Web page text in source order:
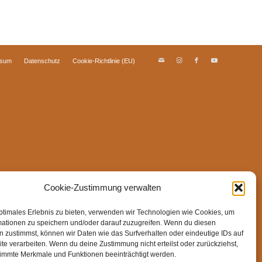
Cookie-Zustimmung verwalten
Erlebnis zu bieten, verwenden wir Technologien wie Cookies, um
zu speichern und/oder darauf zuzugreifen. Wenn du diesen
zustimmst, können wir Daten wie das Surfverhalten oder eindeutige IDs auf
verarbeiten. Wenn du deine Zustimmung nicht erteilst oder zurückziehst,
Merkmale und Funktionen beeinträchtigt werden.
Datenschutz Cookie-Richtlinie (EU)